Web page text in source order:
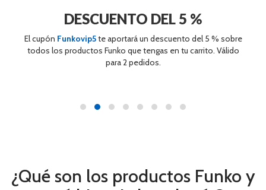
DESCUENTO DEL 5 %
El cupón Funkovip5te aportará un descuento del 5 % sobre
todos los productos Funko que tengas en tu carrito. Válido
para 2 pedidos.
¿Qué son los productos Funko y